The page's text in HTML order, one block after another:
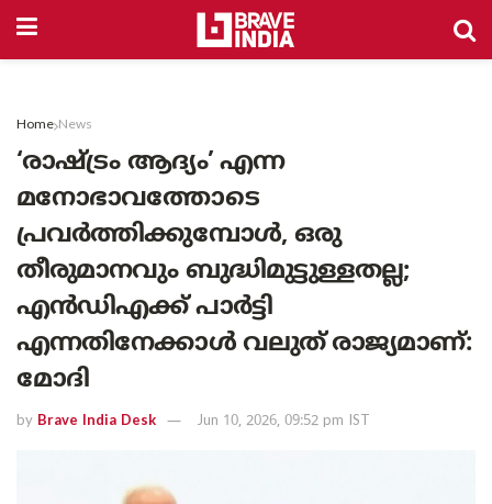
Home News
‘രാഷ്ട്രം ആദ്യം’ എന്ന
മനോഭാവത്തോടെ
പ്രവർത്തിക്കുമ്പോൾ, ഒരു
തീരുമാനവും ബുദ്ധിമുട്ടുള്ളതല്ല;
എൻഡിഎക്ക് പാർട്ടി
എന്നതിനേക്കാൾ വലുത് രാജ്യമാണ്:
മോദി
by Brave India Desk Jun 10, 2026, 09:52 pm IST